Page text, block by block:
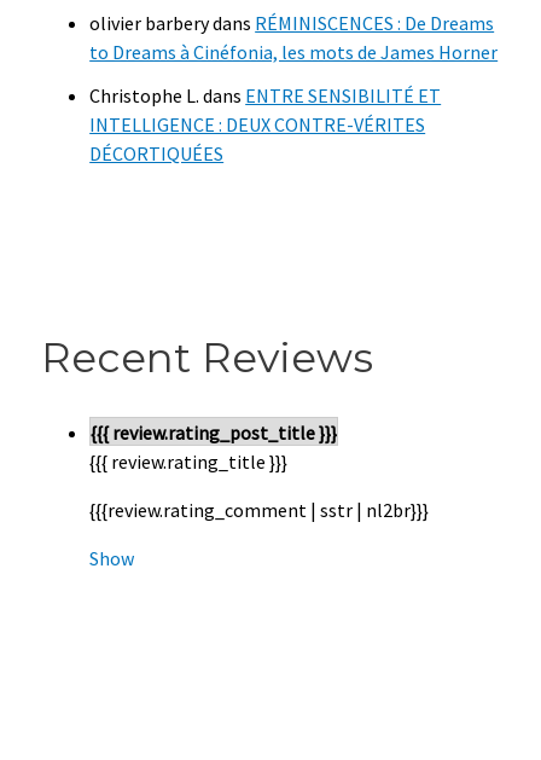
olivier barberydans RÉMINISCENCES : De Dreams
to Dreams à Cinéfonia, les mots de James Horner
Christophe L. dans ENTRE SENSIBILITÉ ET
INTELLIGENCE : DEUX CONTRE-VÉRITES
DÉCORTIQUÉES
Recent Reviews
{{{ review.rating_post_title }}}
{{{ review.rating_title }}}
{{{review.rating_comment | sstr | nl2br}}}
Show